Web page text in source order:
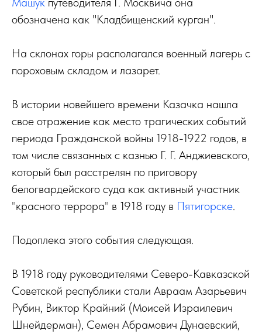
обозначена как "Кладбищенский курган".
На склонах горы располагался военный лагерь с
пороховым складом и лазарет.
В истории новейшего времени Казачка нашла
свое отражение как место трагических событий
периода Гражданской войны 1918-1922 годов, в
том числе связанных с казнью Г. Г. Анджиевского,
который был расстрелян по приговору
белогвардейского суда как активный участник
"красного террора" в 1918 году в Пятигорске.
Подоплека этого события следующая.
В 1918 году руководителями Северо-Кавказской
Советской республики стали Авраам Азарьевич
Рубин, Виктор Крайний (Моисей Израилевич
Шнейдерман), Семен Абрамович Дунаевский,